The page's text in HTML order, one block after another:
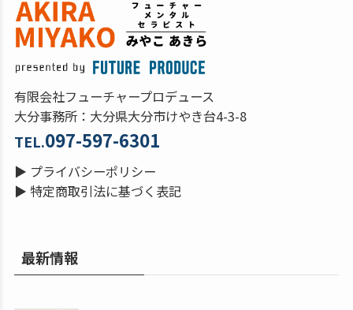
有限会社フューチャープロデュース
大分事務所：大分県大分市けやき台4-3-8
TEL.097-597-6301
▶ プライバシーポリシー
▶ 特定商取引法に基づく表記
最新情報